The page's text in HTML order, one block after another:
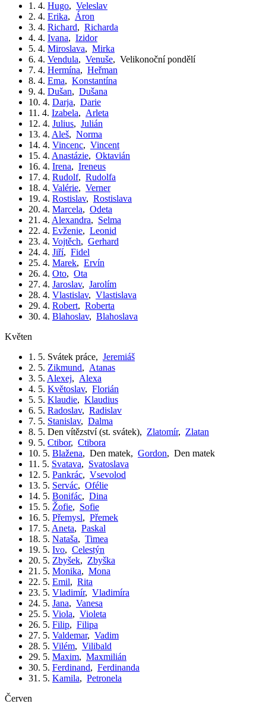
1. 4. Hugo, Veleslav
2. 4. Erika, Áron
3. 4. Richard, Richarda
4. 4. Ivana, Izidor
5. 4. Miroslava, Mirka
6. 4. Vendula, Venuše, Velikonoční pondělí
7. 4. Hermína, Heřman
8. 4. Ema, Konstantína
9. 4. Dušan, Dušana
10. 4. Darja, Darie
11. 4. Izabela, Arleta
12. 4. Julius, Julián
13. 4. Aleš, Norma
14. 4. Vincenc, Vincent
15. 4. Anastázie, Oktavián
16. 4. Irena, Ireneus
17. 4. Rudolf, Rudolfa
18. 4. Valérie, Verner
19. 4. Rostislav, Rostislava
20. 4. Marcela, Odeta
21. 4. Alexandra, Selma
22. 4. Evženie, Leonid
23. 4. Vojtěch, Gerhard
24. 4. Jiří, Fidel
25. 4. Marek, Ervín
26. 4. Oto, Ota
27. 4. Jaroslav, Jarolím
28. 4. Vlastislav, Vlastislava
29. 4. Robert, Roberta
30. 4. Blahoslav, Blahoslava
květen
1. 5. Svátek práce, Jeremiáš
2. 5. Zikmund, Atanas
3. 5. Alexej, Alexa
4. 5. Květoslav, Florián
5. 5. Klaudie, Klaudius
6. 5. Radoslav, Radislav
7. 5. Stanislav, Dalma
8. 5. Den vítězství (st. svátek), Zlatomír, Zlatan
9. 5. Ctibor, Ctibora
10. 5. Blažena, Den matek, Gordon, Den matek
11. 5. Svatava, Svatoslava
12. 5. Pankrác, Vsevolod
13. 5. Servác, Ofélie
14. 5. Bonifác, Dina
15. 5. Žofie, Sofie
16. 5. Přemysl, Přemek
17. 5. Aneta, Paskal
18. 5. Nataša, Timea
19. 5. Ivo, Celestýn
20. 5. Zbyšek, Zbyška
21. 5. Monika, Mona
22. 5. Emil, Rita
23. 5. Vladimír, Vladimíra
24. 5. Jana, Vanesa
25. 5. Viola, Violeta
26. 5. Filip, Filipa
27. 5. Valdemar, Vadim
28. 5. Vilém, Vilibald
29. 5. Maxim, Maxmilián
30. 5. Ferdinand, Ferdinanda
31. 5. Kamila, Petronela
červen